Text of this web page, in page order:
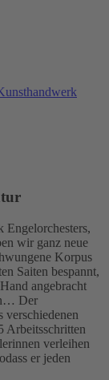
Engelorchesters,
wir ganz neue
Korpus
Saiten bespannt,
angebracht
Der
verschiedenen
Arbeitsschritten
verleihen
er jeden